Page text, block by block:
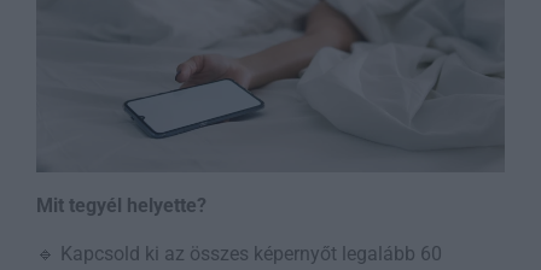
Mit tegyél helyette?
🔹 Kapcsold ki az összes képernyőt legalább 60